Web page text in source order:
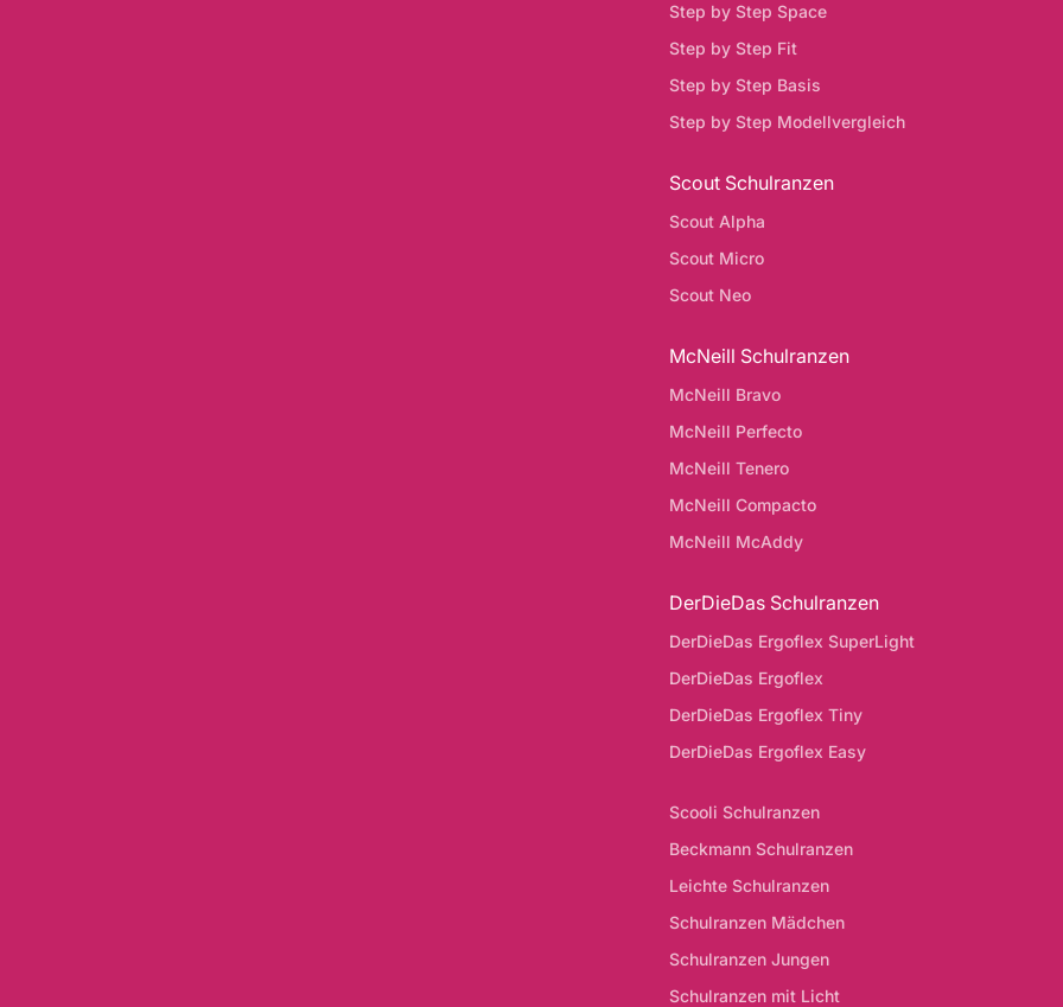
Step by Step Space
Step by Step Fit
Step by Step Basis
Step by Step Modellvergleich
Scout Schulranzen
Scout Alpha
Scout Micro
Scout Neo
McNeill Schulranzen
McNeill Bravo
McNeill Perfecto
McNeill Tenero
McNeill Compacto
McNeill McAddy
DerDieDas Schulranzen
DerDieDas Ergoflex SuperLight
DerDieDas Ergoflex
DerDieDas Ergoflex Tiny
DerDieDas Ergoflex Easy
Scooli Schulranzen
Beckmann Schulranzen
Leichte Schulranzen
Schulranzen Mädchen
Schulranzen Jungen
Schulranzen mit Licht